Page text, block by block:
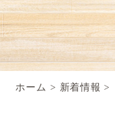
ホーム 新着情報